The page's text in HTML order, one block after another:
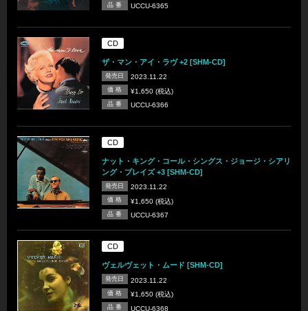
品 番 UCCU-6365
CD
ザ・マン・アイ・ラヴ +2 [SHM-CD]
発売日 2023.11.22
価 格 ¥1,650 (税込)
品 番 UCCU-6366
CD
ナット・キング・コール・シングス・ジョージ・シアリ
ング・プレイズ +3 [SHM-CD]
発売日 2023.11.22
価 格 ¥1,650 (税込)
品 番 UCCU-6367
CD
ヴェルヴェット・ムード [SHM-CD]
発売日 2023.11.22
価 格 ¥1,650 (税込)
品 番 UCCU-6368